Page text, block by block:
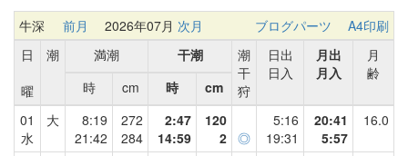
牛深 前月 2026年07月 次月 ブログパーツ
A4印刷
日
曜
潮 満潮 干潮
潮
干
狩
日出
日入
月出
月入
月
齢
時
cm 時
cm
01
水
大
8:19
21:42
272
284
2:47
14:59
120
2 ◎
5:16
19:31
20:41
5:57
16.0